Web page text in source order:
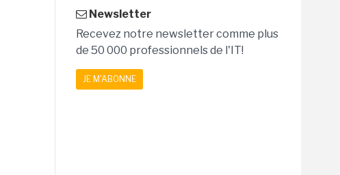
Newsletter
Recevez notre newsletter comme plus
de 50 000 professionnels de l'IT!
JE M'ABONNE